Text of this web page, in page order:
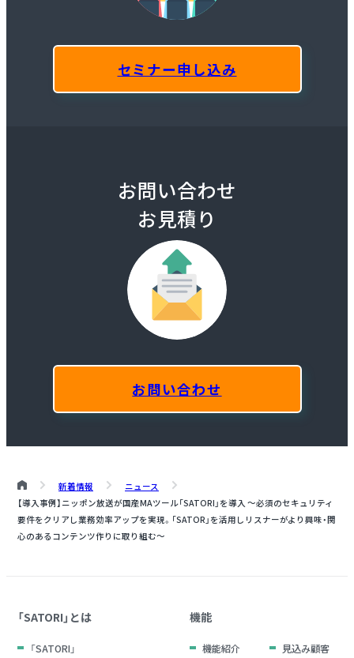
セミナー申し込み
お問い合わせ
お見積り
お問い合わせ
新着情報
ニュース
【導入事例】ニッポン放送が国産MAツール「SATORI」を導入 〜必須のセキュリティ
要件をクリアし業務効率アップを実現。「SATOR」を活用しリスナーがより興味・関
心のあるコンテンツ作りに取り組む〜
「SATORI」とは
「SATORI」
機能
機能紹介
見込み顧客